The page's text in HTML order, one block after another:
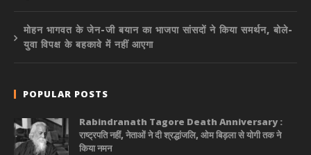
मोहन भागवत के जेन-जी बयान का भाजपा सांसदों ने किया समर्थन, बोले-
युवा विपक्ष के बहकावे में नहीं आएगा
POPULAR POSTS
Rabindranath Tagore Death Anniversary :
राष्ट्रपति नहीं, नेताओं ने दी श्रद्धांजलि, ओम बिड़ला से योगी तक ने
किया नमन